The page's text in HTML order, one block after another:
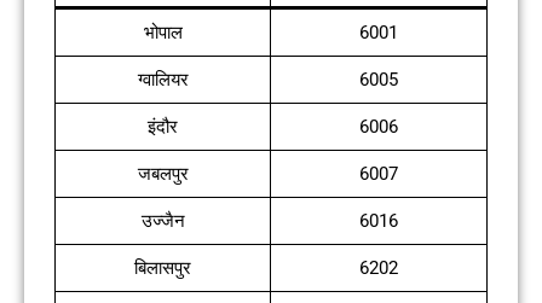
भोपाल 6001
ग्वालियर 6005
इंदौर 6006
जबलपुर 6007
उज्जैन 6016
बिलासपुर 6202